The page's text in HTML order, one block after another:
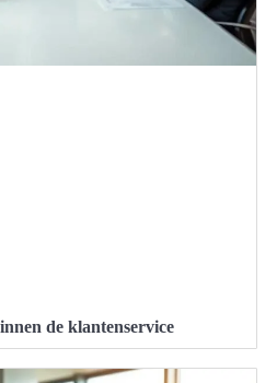
de klantenservice